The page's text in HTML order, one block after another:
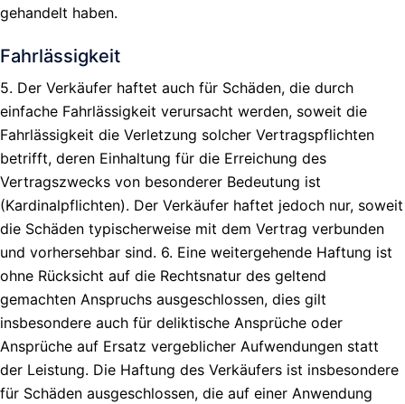
gehandelt haben.
Fahrlässigkeit
5. Der Verkäufer haftet auch für Schäden, die durch
einfache Fahrlässigkeit verursacht werden, soweit die
Fahrlässigkeit die Verletzung solcher Vertragspflichten
betrifft, deren Einhaltung für die Erreichung des
Vertragszwecks von besonderer Bedeutung ist
(Kardinalpflichten). Der Verkäufer haftet jedoch nur, soweit
die Schäden typischerweise mit dem Vertrag verbunden
und vorhersehbar sind. 6. Eine weitergehende Haftung ist
ohne Rücksicht auf die Rechtsnatur des geltend
gemachten Anspruchs ausgeschlossen, dies gilt
insbesondere auch für deliktische Ansprüche oder
Ansprüche auf Ersatz vergeblicher Aufwendungen statt
der Leistung. Die Haftung des Verkäufers ist insbesondere
für Schäden ausgeschlossen, die auf einer Anwendung